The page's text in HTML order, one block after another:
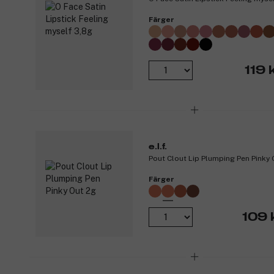
Färger
119
e.l.f.
Pout Clout Lip Plumping Pen Pinky
Färger
109